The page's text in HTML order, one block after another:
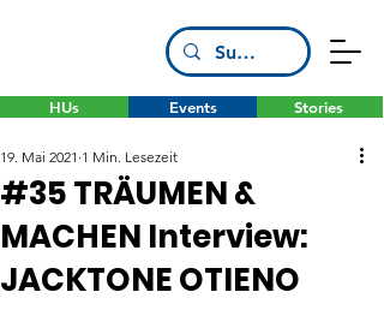
HUs Stories
Events
#35 TRÄUMEN &
MACHEN Interview:
JACKTONE OTIENO
19. Mai 2021 1 Min. Lesezeit